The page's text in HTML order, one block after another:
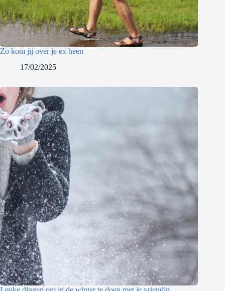
Zo kom jij over je ex heen
17/02/2025